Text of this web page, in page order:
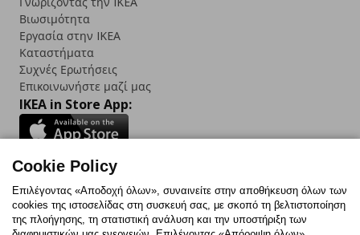
Βιωσιμότητα
Εργασία στην IKEA
Καταστήματα
Συχνές Ερωτήσεις
Επικοινωνήστε μαζί μας
IKEA in Store App:
Follow us:
FacebookInstagram
TikTokYoutubePinterestTwitter
Cookie Policy
Επιλέγοντας «Αποδοχή όλων», συναινείτε στην αποθήκευση όλων των
cookies της ιστοσελίδας στη συσκευή σας, με σκοπό τη βελτιστοποίηση
της πλοήγησης, τη στατιστική ανάλυση και την υποστήριξη των